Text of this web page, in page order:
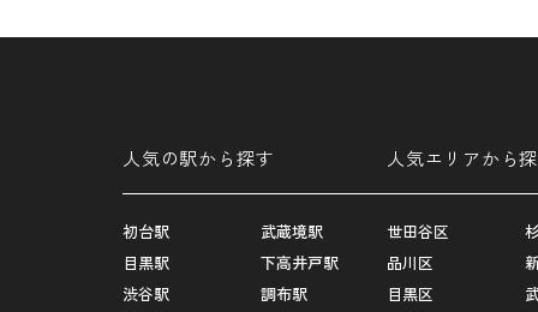
人気の駅から探す
初台駅
目黒駅
渋谷駅
武蔵境駅
下高井戸駅
調布駅
人気エリアから
世田谷区
品川区
目黒区